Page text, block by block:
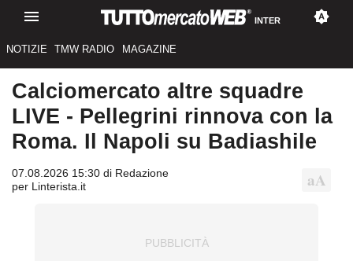
INTER
NOTIZIE TMW RADIO MAGAZINE
Calciomercato altre squadre
LIVE - Pellegrini rinnova con la
Roma. Il Napoli su Badiashile
07.08.2026 15:30 di Redazione
per Linterista.it